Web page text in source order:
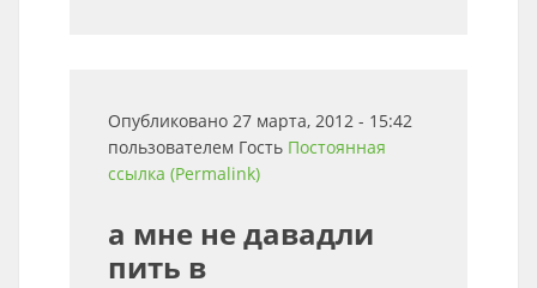
Опубликовано 27 марта, 2012 - 15:42
пользователем Гость Постоянная
ссылка (Permalink)
а мне не давадли
пить в